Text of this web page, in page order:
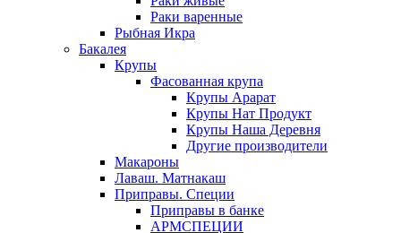
Раки варенные
Рыбная Икра
Бакалея
Крупы
Фасованная крупа
Крупы Арарат
Крупы Нат Продукт
Крупы Наша Деревня
Другие производители
Макароны
Лаваш. Матнакаш
Приправы. Специи
Приправы в банке
АРМСПЕЦИИ